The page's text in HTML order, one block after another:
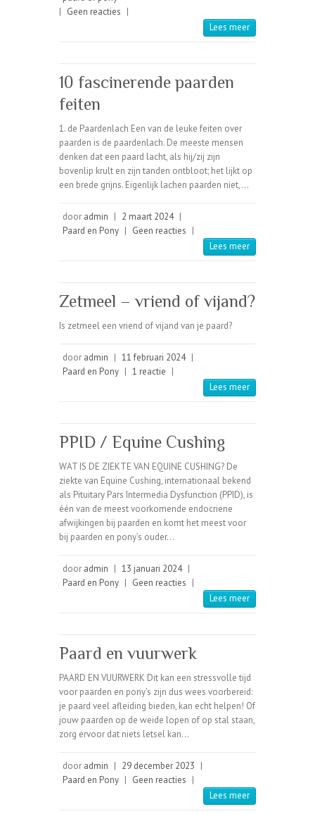
| Geen reacties |
Lees meer
10 fascinerende paarden
feiten
1. de Paardenlach Een van de leuke feiten over
paarden is de paardenlach. De meeste mensen
denken dat een paard lacht, als hij/zij zijn
bovenlip krult en zijn tanden ontbloot; het lijkt op
een brede grijns. Eigenlijk lachen paarden niet,…
door admin | 2 maart 2024 |
Paard en Pony | Geen reacties |
Lees meer
Zetmeel – vriend of vijand?
Is zetmeel een vriend of vijand van je paard?
door admin | 11 februari 2024 |
Paard en Pony | 1 reactie |
Lees meer
PPID / Equine Cushing
WAT IS DE ZIEKTE VAN EQUINE CUSHING? De
ziekte van Equine Cushing, internationaal bekend
als Pituitary Pars Intermedia Dysfunction (PPID), is
één van de meest voorkomende endocriene
afwijkingen bij paarden en komt het meest voor
bij paarden en pony’s ouder…
door admin | 13 januari 2024 |
Paard en Pony | Geen reacties |
Lees meer
Paard en vuurwerk
PAARD EN VUURWERK Dit kan een stressvolle tijd
voor paarden en pony’s zijn dus wees voorbereid:
je paard veel afleiding bieden, kan echt helpen! Of
jouw paarden op de weide lopen of op stal staan,
zorg ervoor dat niets letsel kan…
door admin | 29 december 2023 |
Paard en Pony | Geen reacties |
Lees meer